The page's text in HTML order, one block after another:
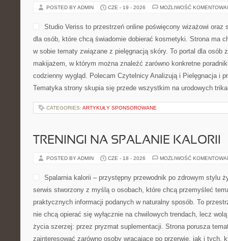
POSTED BY ADMIN CZE - 19 - 2026 MOŻLIWOŚĆ
Studio Veriss to przestrzeń online poświęcony wizażowi oraz
dla osób, które chcą świadomie dobierać kosmetyki. Strona ma
w sobie tematy związane z pielęgnacją skóry. To portal dla osób
makijażem, w którym można znaleźć zarówno konkretne
codzienny wygląd. Polecam Czytelnicy Analizują i Pielęgnacja i
Tematyka strony skupia się przede wszystkim na urodowych
CATEGORIES: ARTYKUŁY SPONSOROWANE
TRENINGI NA SPALANIE KALORII
POSTED BY ADMIN CZE - 18 - 2026 MOŻLIWOŚĆ
Spalarnia kalorii – przystępny przewodnik po zdrowym stylu
serwis stworzony z myślą o osobach, które chcą przemyśleć
praktycznych informacji podanych w naturalny sposób. To
nie chcą opierać się wyłącznie na chwilowych trendach, lecz
życia szerzej: przez pryzmat suplementacji. Strona porusza
zainteresować zarówno osoby wracające po przerwie, jak i tych,